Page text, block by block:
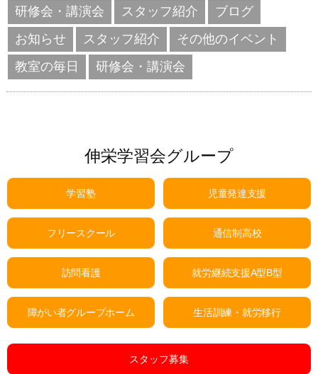
研修会・講演会
スタッフ紹介
ブログ
お知らせ
スタッフ紹介
その他のイベント
教室の毎日
研修会・講演会
伸栄学習会グループ
学習塾 児童発達支援
フリースクール 通信制高校
訪問看護 就労継続支援A型B型
障がい者グループホーム 生活訓練・就労移行
スタッフ募集